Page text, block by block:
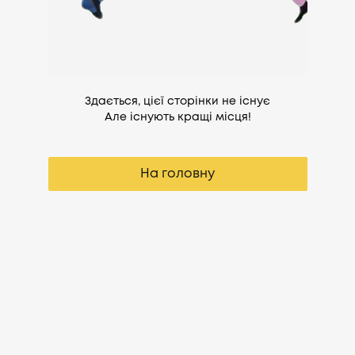
Здається, цієї сторінки не існує
Але існують кращі місця!
На головну